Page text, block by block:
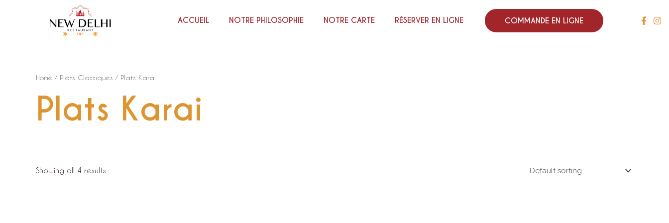
ACCUEIL NOTRE PHILOSOPHIE NOTRE CARTE RÉSERVER EN LIGNE COMMANDE EN LIGNE
Home / Plats Classiques / Plats Karai
Plats Karai
Showing all 4 results